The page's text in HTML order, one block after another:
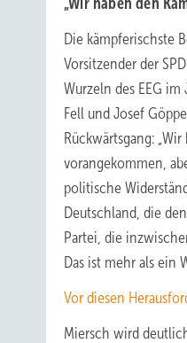
Die kämpferischste
Vorsitzender der
Wurzeln des EEG
Fell und Josef
Rückwärtsgang:
vorangekommen,
politische
Deutschland, die
Partei, die
Das ist mehr als ein
Vor diesen
Miersch wird